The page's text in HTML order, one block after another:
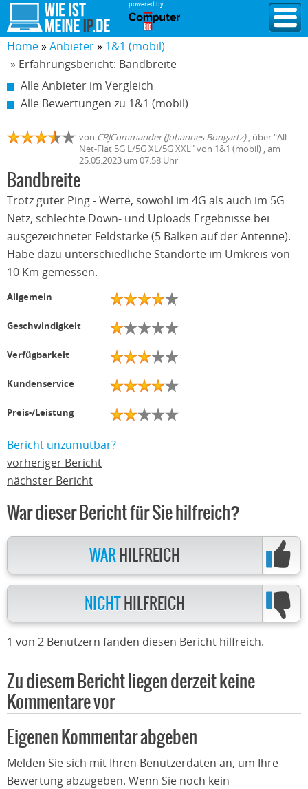
powered by
Home Anbieter
1&1 (mobil)
» Erfahrungsbericht: Bandbreite
Alle Anbieter im Vergleich
Alle Bewertungen zu 1&1 (mobil)
von CRJCommander (Johannes Bongartz), über "All-
Net-Flat 5G L/5G XL/5G XXL" von 1&1 (mobil) , am
25.05.2023 um 07:58 Uhr
Bandbreite
Trotz guter Ping - Werte, sowohl im 4G als auch im 5G
Netz, schlechte Down- und Uploads Ergebnisse bei
ausgezeichneter Feldstärke (5 Balken auf der Antenne).
Habe dazu unterschiedliche Standorte im Umkreis von
10 Km gemessen.
Allgemein
Geschwindigkeit
Verfügbarkeit
Kundenservice
Preis-/Leistung
Bericht unzumutbar?
vorheriger Bericht
nächster Bericht
War dieser Bericht für Sie hilfreich?
WAR HILFREICH
NICHT HILFREICH
1 von 2 Benutzern fanden diesen Bericht hilfreich.
Zu diesem Bericht liegen derzeit keine
Kommentare vor
Eigenen Kommentar abgeben
Melden Sie sich mit Ihren Benutzerdaten an, um Ihre
Bewertung abzugeben. Wenn Sie noch kein